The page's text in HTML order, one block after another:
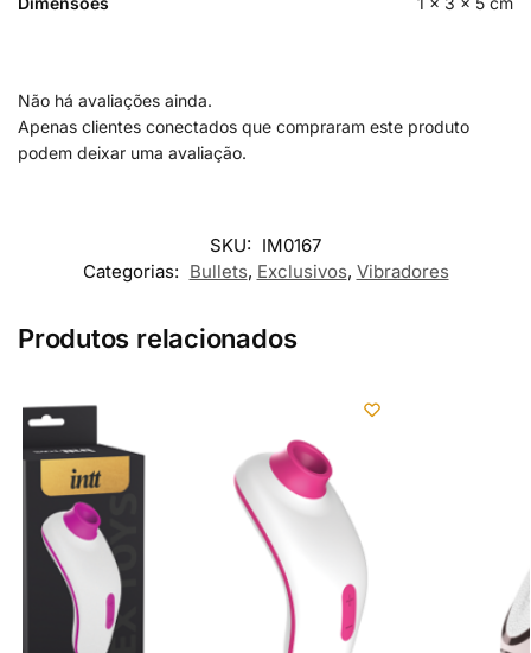
Não há avaliações ainda.
Apenas clientes conectados que compraram este produto
podem deixar uma avaliação.
SKU: IM0167
Categorias: Bullets, Exclusivos, Vibradores
Produtos relacionados